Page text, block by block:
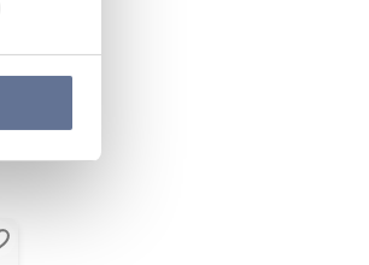
till i favoriter